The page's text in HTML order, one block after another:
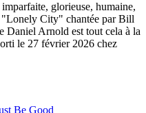
glorieuse, humaine,
"Lonely City" chantée par Bill
Daniel Arnold est tout cela à la
le 27 février 2026 chez